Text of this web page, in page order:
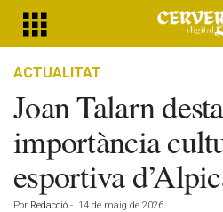
ACTUALITAT
Joan Talarn
importància
esportiva
Por Redacció - 14 de maig de 2026